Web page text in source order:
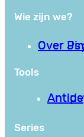
Wie zijn we?
Over
Over
Tools
Series